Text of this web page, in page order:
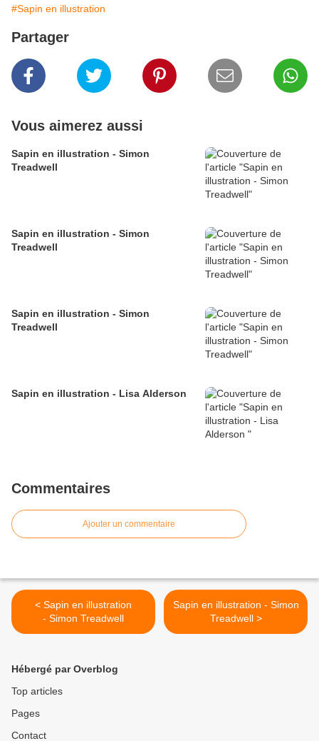
#Sapin en illustration
Partager
Vous aimerez aussi
Sapin en illustration - Simon
Treadwell
Sapin en illustration - Simon
Treadwell
Sapin en illustration - Simon
Treadwell
Sapin en illustration - Lisa Alderson
Commentaires
Ajouter un commentaire
< Sapin en illustration
- Simon Treadwell
Sapin en illustration - Simon
Treadwell >
Hébergé par Overblog
Top articles
Pages
Contact